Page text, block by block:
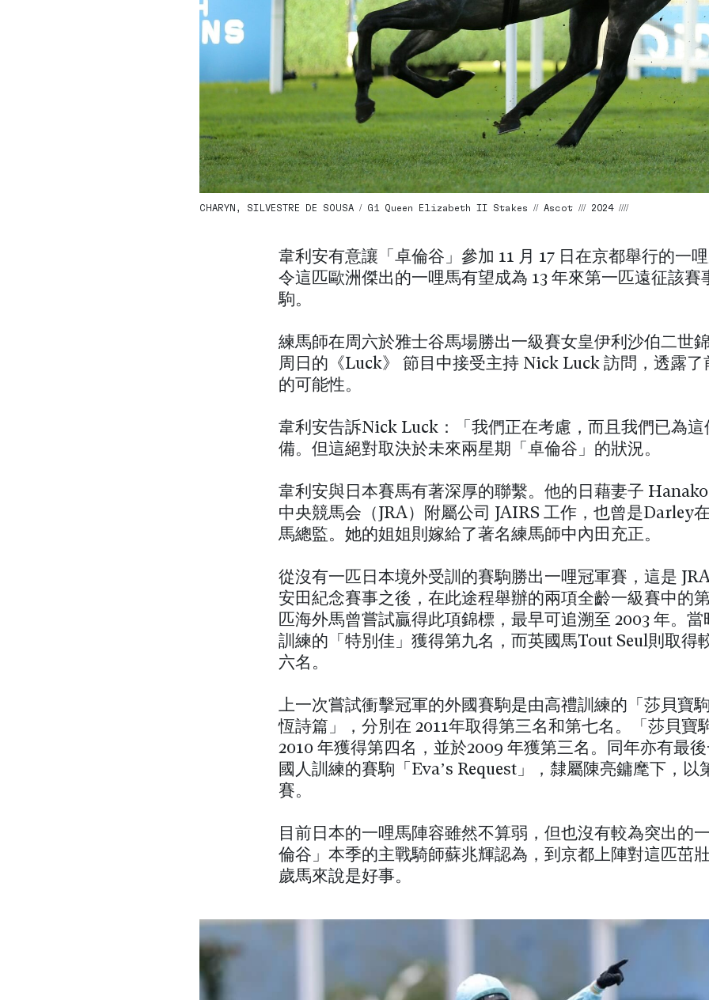
CHARYN, SILVESTRE DE SOUSA / G1 Queen Elizabeth II Stakes // Ascot /// 2024 ////
韋利安有意讓「卓倫谷」參加 11 月 17 日在京都舉行的一
令這匹歐洲傑出的一哩馬有望成為 13 年來第一匹遠征該賽
駒。
練馬師在周六於雅士谷馬場勝出一級賽女皇伊利沙伯二世
周日的《Luck》 節目中接受主持 Nick Luck 訪問，透露了
的可能性。
韋利安告訴Nick Luck：「我們正在考慮，而且我們已為這
備。但這絕對取決於未來兩星期「卓倫谷」的狀況。
韋利安與日本賽馬有著深厚的聯繫。他的日藉妻子
中央競馬会（JRA）附屬公司 JAIRS 工作，也曾是Darley
馬總監。她的姐姐則嫁給了著名練馬師中內田充正。
從沒有一匹日本境外受訓的賽駒勝出一哩冠軍賽，這是
安田紀念賽事之後，在此途程舉辦的兩項全齡一級賽中的
匹海外馬曾嘗試贏得此項錦標，最早可追溯至 2003 年。當
訓練的「特別佳」獲得第九名，而英國馬Tout Seul則取得
六名。
上一次嘗試衝擊冠軍的外國賽駒是由高禮訓練的「莎貝寶
恆詩篇」，分別在 2011年取得第三名和第七名。「莎貝寶
2010 年獲得第四名，並於2009 年獲第三名。同年亦有最
國人訓練的賽駒「Eva’s Request」，隸屬陳亮鏞麾下，以
賽。
目前日本的一哩馬陣容雖然不算弱，但也沒有較為突出的
倫谷」本季的主戰騎師蘇兆輝認為，到京都上陣對這匹茁
歲馬來說是好事。